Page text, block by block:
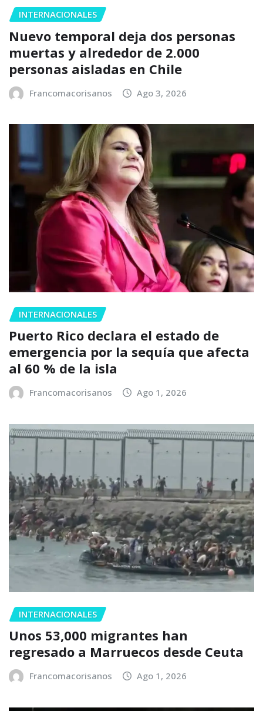
INTERNACIONALES
Nuevo temporal deja dos personas
muertas y alrededor de 2.000
personas aisladas en Chile
Francomacorisanos Ago 3, 2026
INTERNACIONALES
Puerto Rico declara el estado de
emergencia por la sequía que afecta
al 60 % de la isla
Francomacorisanos Ago 1, 2026
INTERNACIONALES
Unos 53,000 migrantes han
regresado a Marruecos desde Ceuta
Francomacorisanos Ago 1, 2026